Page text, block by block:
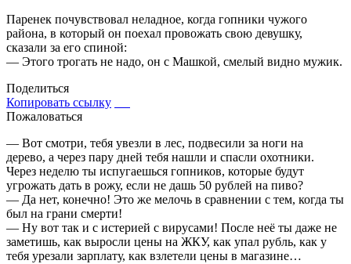
Паренек почувствовал неладное, когда гопники чужого
района, в который он поехал провожать свою девушку,
сказали за его спиной:
— Этого трогать не надо, он с Машкой, смелый видно мужик.
Поделиться
Копировать ссылку
Пожаловаться
— Вот смотри, тебя увезли в лес, подвесили за ноги на
дерево, а через пару дней тебя нашли и спасли охотники.
Через неделю ты испугаешься гопников, которые будут
угрожать дать в рожу, если не дашь 50 рублей на пиво?
— Да нет, конечно! Это же мелочь в сравнении с тем, когда ты
был на грани смерти!
— Ну вот так и с истерией с вирусами! После неё ты даже не
заметишь, как выросли цены на ЖКУ, как упал рубль, как у
тебя урезали зарплату, как взлетели цены в магазине…